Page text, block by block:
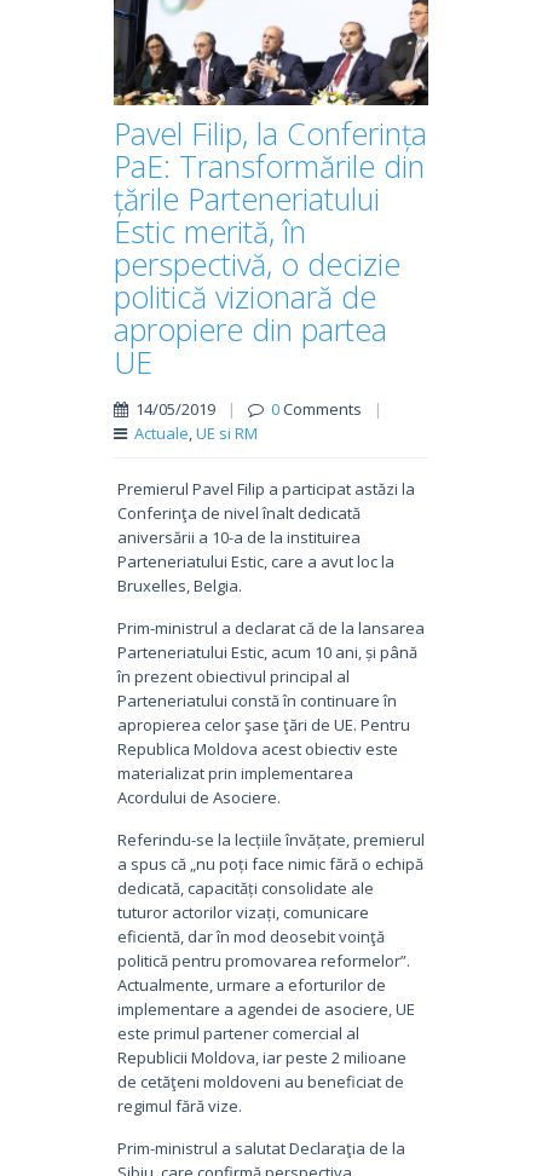
Pavel Filip, la Conferința
PaE: Transformările din
țările Parteneriatului
Estic merită, în
perspectivă, o decizie
politică vizionară de
apropiere din partea
UE
14/05/2019 | 0Comments
|
Actuale,UE si RM
Premierul Pavel Filip a participat astăzi la
Conferinţa de nivel înalt dedicată
aniversării a 10-a de la instituirea
Parteneriatului Estic, care a avut loc la
Bruxelles, Belgia.
Prim-ministrul a declarat că de la lansarea
Parteneriatului Estic, acum 10 ani, și până
în prezent obiectivul principal al
Parteneriatului constă în continuare în
apropierea celor şase ţări de UE. Pentru
Republica Moldova acest obiectiv este
materializat prin implementarea
Acordului de Asociere.
Referindu-se la lecțiile învățate, premierul
a spus că „nu poți face nimic fără o echipă
dedicată, capacități consolidate ale
tuturor actorilor vizați, comunicare
eficientă, dar în mod deosebit voinţă
politică pentru promovarea reformelor”.
Actualmente, urmare a eforturilor de
implementare a agendei de asociere, UE
este primul partener comercial al
Republicii Moldova, iar peste 2 milioane
de cetăţeni moldoveni au beneficiat de
regimul fără vize.
Prim-ministrul a salutat Declaraţia de la